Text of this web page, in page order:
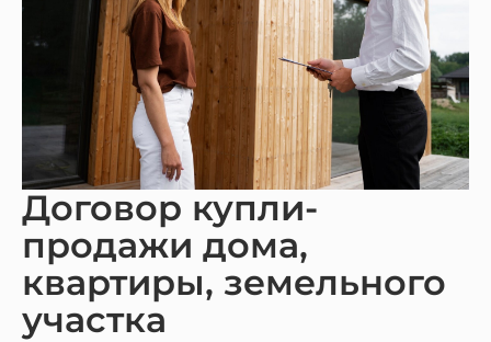
Договор купли-
продажи дома,
квартиры, земельного
участка